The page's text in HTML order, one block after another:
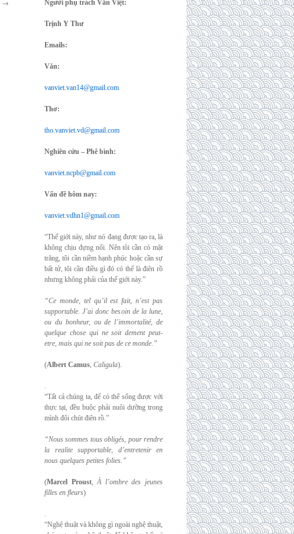
→ Người phụ trách Văn Việt:
Trịnh Y Thư
Emails:
Văn:
vanviet.van14@gmail.com
Thơ:
tho.vanviet.vd@gmail.com
Nghiên cứu – Phê bình:
vanviet.ncpb@gmail.com
Vấn đề hôm nay:
vanviet.vdhn1@gmail.com
“Thế giới này, như nó đang được tạo ra, là
không chịu đựng nổi. Nên tôi cần có mặt
trăng, tôi cần niềm hạnh phúc hoặc cần sự
bất tử, tôi cần điều gì đó có thể là điên rồ
nhưng không phải của thế giới này.”
“Ce monde, tel qu’il est fait, n’est pas
supportable. J’ai donc besoin de la lune,
ou du bonheur, ou de l’immortalité, de
quelque chose qui ne soit dement peut-
etre, mais qui ne soit pas de ce monde.”
(Albert Camus, Caligula).
.
“Tất cả chúng ta, để có thể sống được với
thực tại, đều buộc phải nuôi dưỡng trong
mình đôi chút điên rồ.”
“Nous sommes tous obligés, pour rendre
la realite supportable, d’entretenir en
nous quelques petites folies.”
(Marcel Proust,À l’ombre des jeunes
filles en fleurs)
.
“Nghệ thuật và không gì ngoài nghệ thuật,